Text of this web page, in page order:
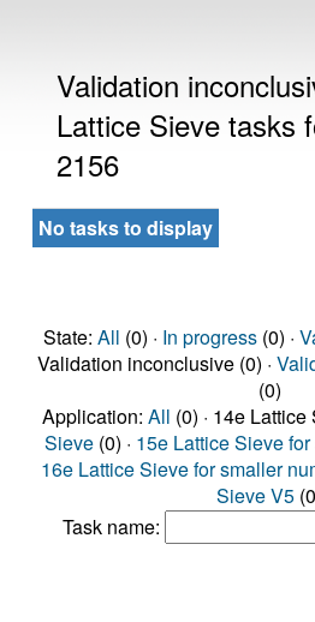
Validation
Lattice Sieve tasks
2156
No tasks to display
State: All (0) · In progress(0) ·
Validation inconclusive (0) ·
(0)
Application: All (0) · 14e Lattice
Sieve (0) · 15e Lattice Sieve
16e Lattice Sieve for smaller
Sieve V5
Task name: